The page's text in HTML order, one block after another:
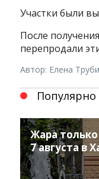
Участки были
После
перепродали
Автор: Елена
Популярно
Жара
7 августа в